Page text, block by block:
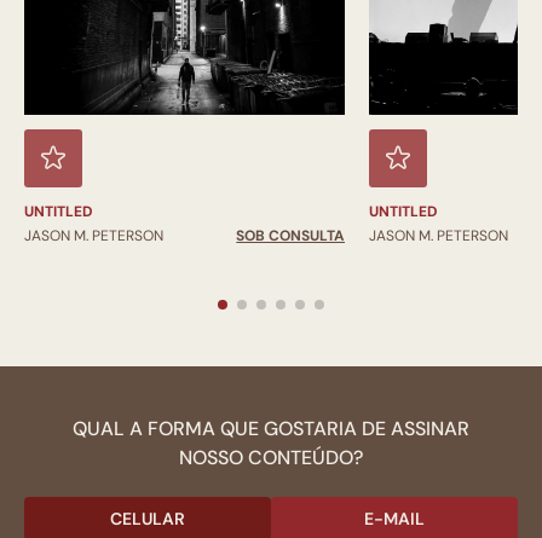
UNTITLED
JASON M. PETERSON
SOB CONSULTA
UNTITLED
JASON M. PETERSON
QUAL A FORMA QUE GOSTARIA DE ASSINAR
NOSSO CONTEÚDO?
CELULAR E-MAIL